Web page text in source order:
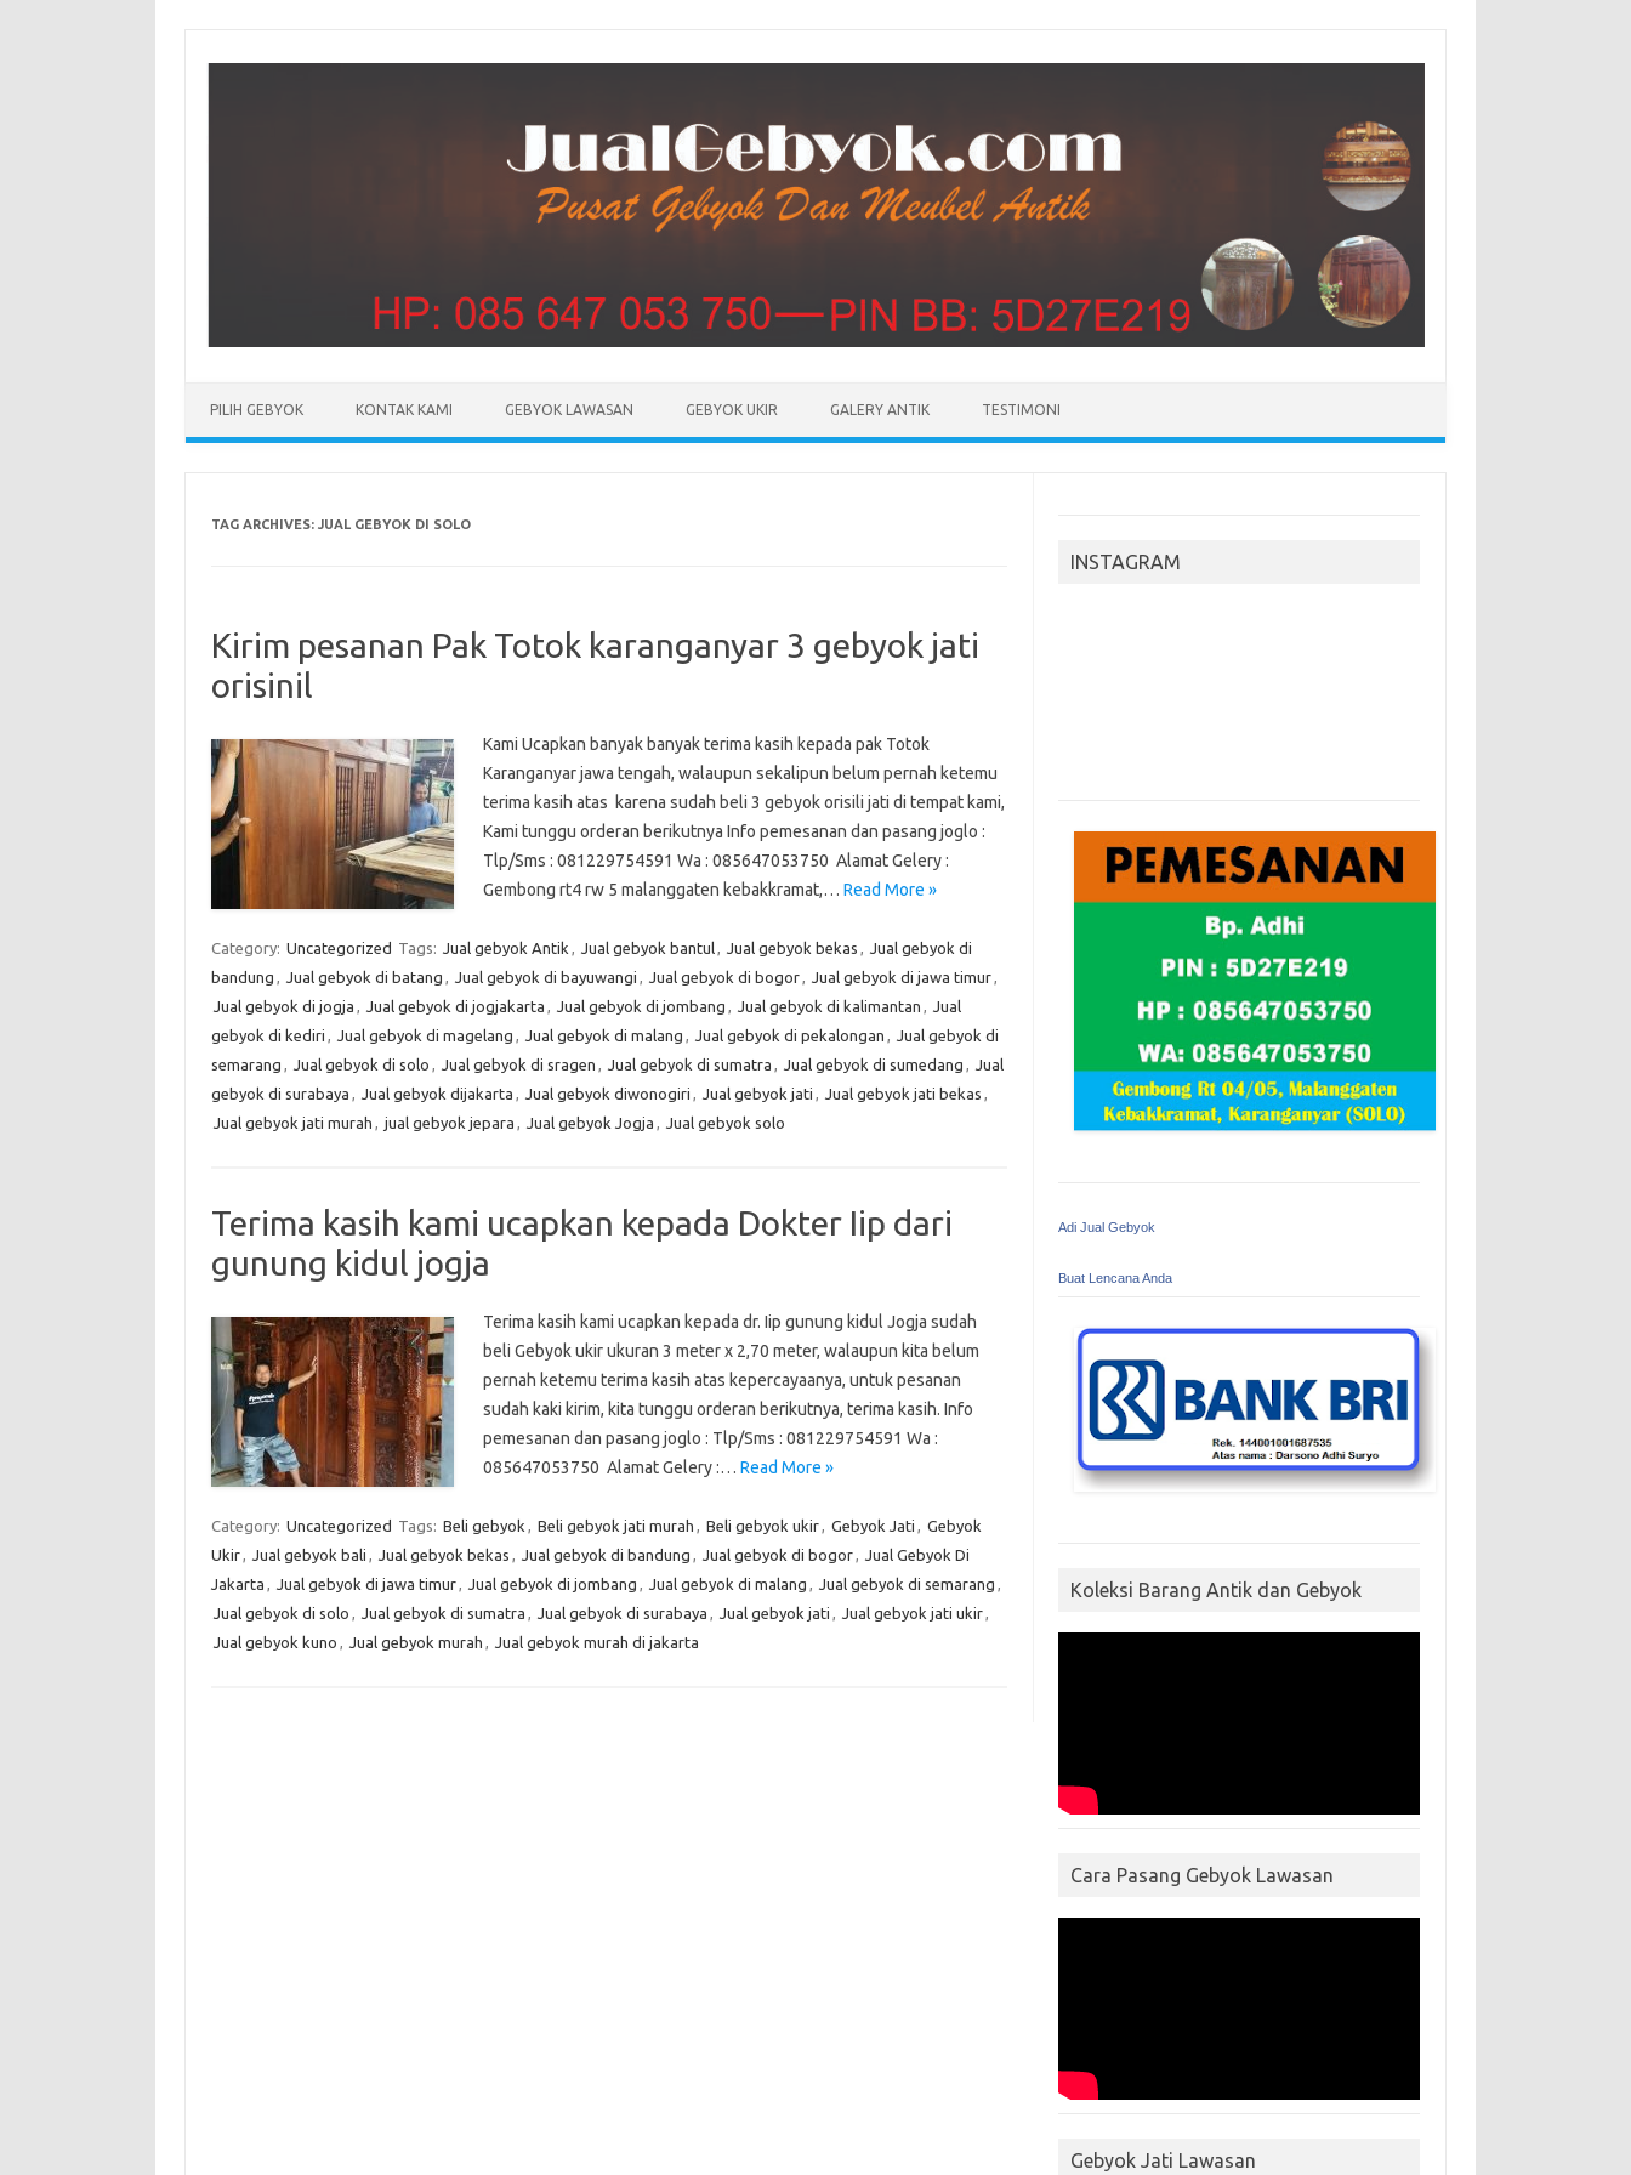
PILIH GEBYOK KONTAK KAMI GEBYOK LAWASAN GEBYOK UKIR GALERY ANTIK TESTIMONI
TAG ARCHIVES: JUAL GEBYOK DI SOLO
Kirim pesanan Pak Totok karanganyar 3 gebyok jati
orisinil
Kami Ucapkan banyak banyak terima kasih kepada pak Totok
Karanganyar jawa tengah, walaupun sekalipun belum pernah ketemu
terima kasih atas karena sudah beli 3 gebyok orisili jati di tempat kami,
Kami tunggu orderan berikutnya Info pemesanan dan pasang joglo :
Tlp/Sms : 081229754591 Wa : 085647053750 Alamat Gelery :
Gembong rt4 rw 5 malanggaten kebakkramat,… Read More »
Category: Uncategorized Tags: Jual gebyok Antik , Jual gebyok bantul, Jual gebyok bekas , Jual gebyok di
bandung , Jual gebyok di batang , Jual gebyok di bayuwangi , Jual gebyok di bogor, Jual gebyok di jawa timur,
Jual gebyok di jogja , Jual gebyok di jogjakarta , Jual gebyok di jombang , Jual gebyok di kalimantan , Jual
gebyok di kediri , Jual gebyok di magelang , Jual gebyok di malang , Jual gebyok di pekalongan , Jual gebyok di
semarang , Jual gebyok di solo , Jual gebyok di sragen , Jual gebyok di sumatra , Jual gebyok di sumedang , Jual
gebyok di surabaya , Jual gebyok dijakarta , Jual gebyok diwonogiri , Jual gebyok jati , Jual gebyok jati bekas ,
Jual gebyok jati murah , jual gebyok jepara , Jual gebyok Jogja , Jual gebyok solo
Terima kasih kami ucapkan kepada Dokter Iip dari
gunung kidul jogja
Terima kasih kami ucapkan kepada dr. Iip gunung kidul Jogja sudah
beli Gebyok ukir ukuran 3 meter x 2,70 meter, walaupun kita belum
pernah ketemu terima kasih atas kepercayaanya, untuk pesanan
sudah kaki kirim, kita tunggu orderan berikutnya, terima kasih. Info
pemesanan dan pasang joglo : Tlp/Sms : 081229754591 Wa :
085647053750 Alamat Gelery :… Read More »
Category: Uncategorized Tags: Beli gebyok , Beli gebyok jati murah , Beli gebyok ukir, Gebyok Jati , Gebyok
Ukir, Jual gebyok bali , Jual gebyok bekas , Jual gebyok di bandung , Jual gebyok di bogor, Jual Gebyok Di
Jakarta , Jual gebyok di jawa timur, Jual gebyok di jombang , Jual gebyok di malang , Jual gebyok di semarang ,
Jual gebyok di solo , Jual gebyok di sumatra , Jual gebyok di surabaya , Jual gebyok jati , Jual gebyok jati ukir,
Jual gebyok kuno , Jual gebyok murah , Jual gebyok murah di jakarta
INSTAGRAM
Adi Jual Gebyok
Buat Lencana Anda
Koleksi Barang Antik dan Gebyok
Cara Pasang Gebyok Lawasan
Gebyok Jati Lawasan